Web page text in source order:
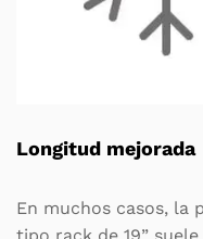
Longitud mejorada
En muchos casos, la
tipo rack de 19”